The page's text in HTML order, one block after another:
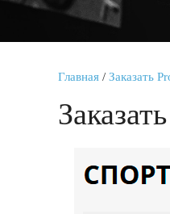
Главная / Заказать